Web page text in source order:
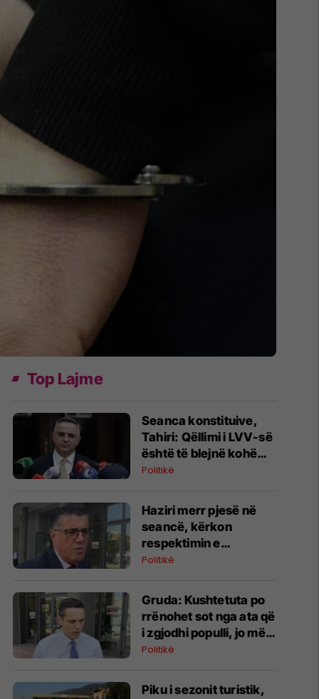
Top Lajme
Seanca konstituive,
Tahiri: Qëllimi i LVV-së
është të blejnë kohë
dhe rastin ta dërgojmë
Politikë
​Haziri merr pjesë në
seancë, kërkon
respektimin e
Kushtetutës
Politikë
Gruda: Kushtetuta po
rrënohet sot nga ata që
i zgjodhi populli, jo më
nga Millosheviqi
Politikë
Piku i sezonit turistik,